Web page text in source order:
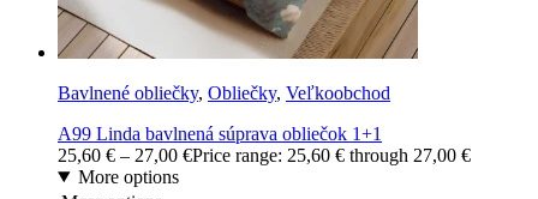
Bavlnené obliečky, Obliečky, Veľkoobchod
A99 Linda bavlnená súprava obliečok 1+1
25,60 € – 27,00 €Price range: 25,60 € through 27,00 €
More options